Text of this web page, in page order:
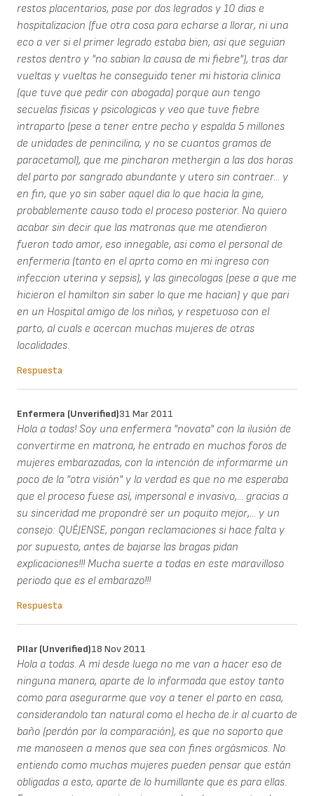
restos placentarios, pase por dos legrados y 10 dias e
hospitalizacion (fue otra cosa para echarse a llorar, ni una
eco a ver si el primer legrado estaba bien, asi que seguian
restos dentro y "no sabian la causa de mi fiebre"), tras dar
vueltas y vueltas he conseguido tener mi historia clinica
(que tuve que pedir con abogada) porque aun tengo
secuelas fisicas y psicologicas y veo que tuve fiebre
intraparto (pese a tener entre pecho y espalda 5 millones
de unidades de penincilina, y no se cuantos gramos de
paracetamol), que me pincharon methergin a las dos horas
del parto por sangrado abundante y utero sin contraer... y
en fin, que yo sin saber aquel dia lo que hacia la gine,
probablemente causo todo el proceso posterior. No quiero
acabar sin decir que las matronas que me atendieron
fueron todo amor, eso innegable, asi como el personal de
enfermeria (tanto en el aprto como en mi ingreso con
infeccion uterina y sepsis), y las ginecologas (pese a que me
hicieron el hamilton sin saber lo que me hacian) y que pari
en un Hospital amigo de los niños, y respetuoso con el
parto, al cuals e acercan muchas mujeres de otras
localidades.
Respuesta
Enfermera (unverified)31 Mar 2011
Hola a todas! Soy una enfermera "novata" con la ilusión de
convertirme en matrona, he entrado en muchos foros de
mujeres embarazadas, con la intención de informarme un
poco de la "otra visión" y la verdad es que no me esperaba
que el proceso fuese así, impersonal e invasivo,... gracias a
su sinceridad me propondré ser un poquito mejor,... y un
consejo: QUÉJENSE, pongan reclamaciones si hace falta y
por supuesto, antes de bajarse las bragas pidan
explicaciones!!! Mucha suerte a todas en este maravilloso
periodo que es el embarazo!!!
Respuesta
PIlar (unverified)18 Nov 2011
Hola a todas. A mí desde luego no me van a hacer eso de
ninguna manera, aparte de lo informada que estoy tanto
como para asegurarme que voy a tener el parto en casa,
considerandolo tan natural como el hecho de ír al cuarto de
baño (perdón por la comparación), es que no soporto que
me manoseen a menos que sea con fines orgásmicos. No
entiendo como muchas mujeres pueden pensar que están
obligadas a esto, aparte de lo humillante que es para ellas.